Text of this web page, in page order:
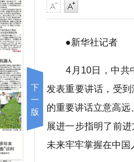
下
一
版
●新华社记者
4月10日，中共
发表重要讲话，受
的重要讲话立意高
展进一步指明了前
未来牢牢掌握在中国